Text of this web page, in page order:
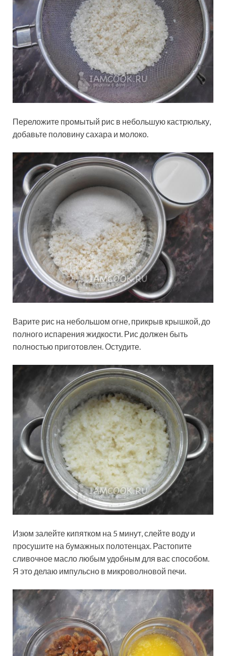
Переложите промытый рис в небольшую кастрюльку,
добавьте половину сахара и молоко.
Варите рис на небольшом огне, прикрыв крышкой, до
полного испарения жидкости. Рис должен быть
полностью приготовлен. Остудите.
Изюм залейте кипятком на 5 минут, слейте воду и
просушите на бумажных полотенцах. Растопите
сливочное масло любым удобным для вас способом.
Я это делаю импульсно в микроволновой печи.